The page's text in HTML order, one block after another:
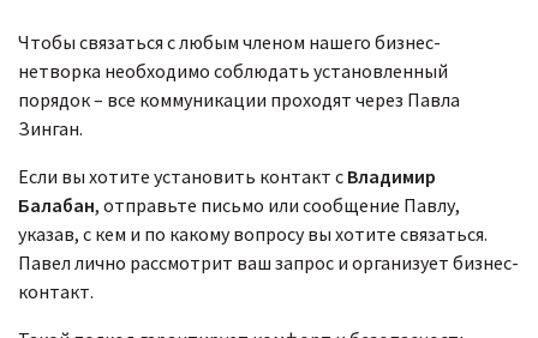
Чтобы связаться с любым членом нашего бизнес-
нетворка необходимо соблюдать установленный
порядок – все коммуникации проходят через Павла
Зинган.
Если вы хотите установить контакт с Владимир
Балабан, отправьте письмо или сообщение Павлу,
указав, с кем и по какому вопросу вы хотите связаться.
Павел лично рассмотрит ваш запрос и организует бизнес-
контакт.